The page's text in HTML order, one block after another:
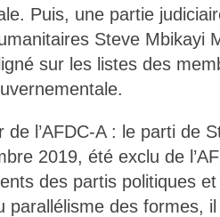
Puis, une partie
Steve Mbikayi
sur les listes des
l’AFDC-A : le parti de
2019, été exclu de
des partis politiques
parallélisme des formes,